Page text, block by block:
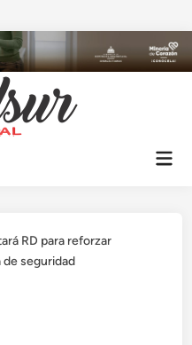
RD para reforzar
seguridad